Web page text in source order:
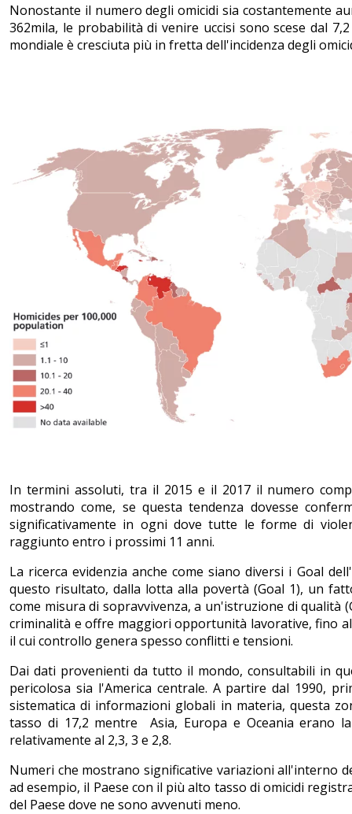
Nonostante il numero degli omicidi sia costantemente
362mila, le probabilità di venire uccisi sono scese dal
mondiale è cresciuta più in fretta dell'incidenza degli
In termini assoluti, tra il 2015 e il 2017 il numero
mostrando come, se questa tendenza dovesse
significativamente in ogni dove tutte le forme di
raggiunto entro i prossimi 11 anni.
La ricerca evidenzia anche come siano diversi i Goal
questo risultato, dalla lotta alla povertà (Goal 1), un
come misura di sopravvivenza, a un'istruzione di qualità
criminalità e offre maggiori opportunità lavorative, fino
il cui controllo genera spesso conflitti e tensioni.
Dai dati provenienti da tutto il mondo, consultabili in
pericolosa sia l'America centrale. A partire dal 1990,
sistematica di informazioni globali in materia, questa
tasso di 17,2 mentre Asia, Europa e Oceania erano
relativamente al 2,3, 3 e 2,8.
Numeri che mostrano significative variazioni all'interno
ad esempio, il Paese con il più alto tasso di omicidi
del Paese dove ne sono avvenuti meno.